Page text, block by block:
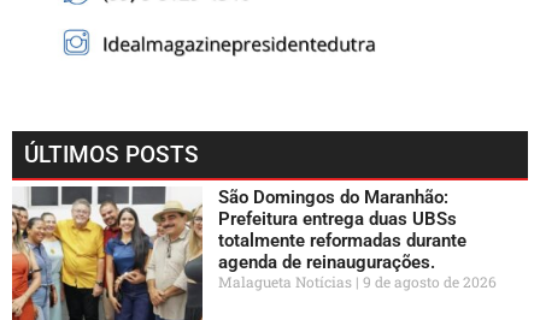
ÚLTIMOS POSTS
São Domingos do Maranhão:
Prefeitura entrega duas UBSs
totalmente reformadas durante
agenda de reinaugurações.
Malagueta Notícias 9 de agosto de 2026